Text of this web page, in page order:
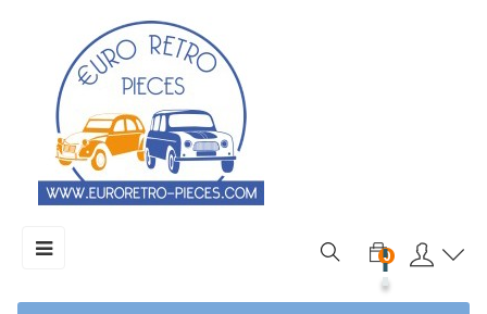
Basculer
☰ 0